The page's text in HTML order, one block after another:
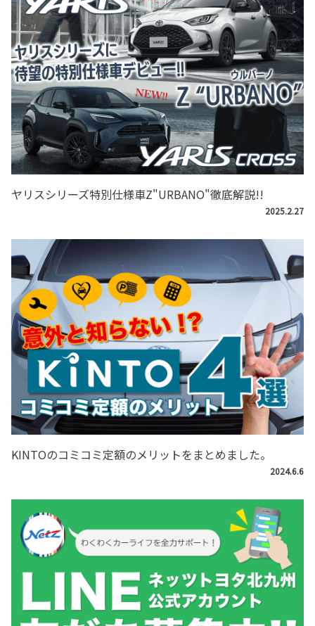
ヤリスシリーズ特別仕様車Z"URBANO"徹底解説!!
2025.2.27
KINTOのコミコミ定額のメリットをまとめました。
2024.6.6